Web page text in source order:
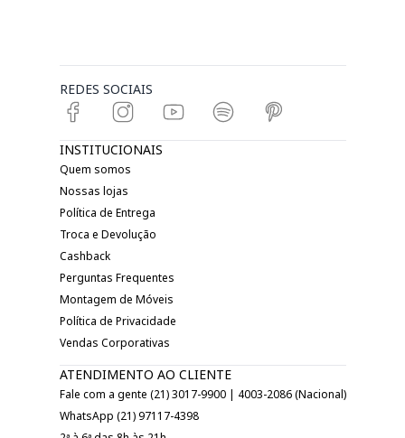
REDES SOCIAIS
INSTITUCIONAIS
Quem somos
Nossas lojas
Política de Entrega
Troca e Devolução
Cashback
Perguntas Frequentes
Montagem de Móveis
Política de Privacidade
Vendas Corporativas
ATENDIMENTO AO CLIENTE
Fale com a gente (21) 3017-9900 | 4003-2086 (Nacional)
WhatsApp (21) 97117-4398